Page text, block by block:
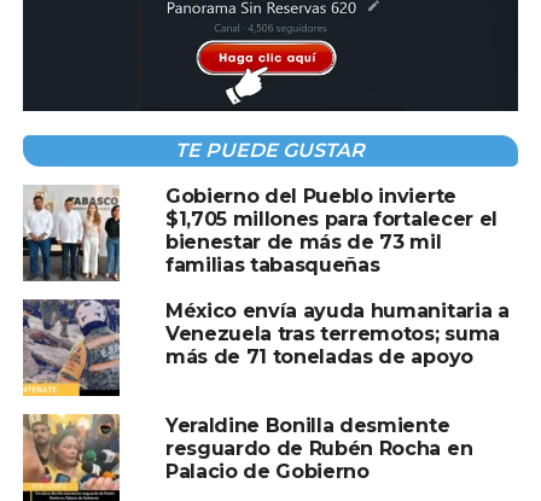
TEMAS RELACIONADOS: APOYO
GANADERO
SONORA
Capturan a 14 implicados en red de
huachicol, entre ellos mandos de la Marina
NO TE PIERDAS
Detienen a directivos y servidores públicos
vinculados con mercado ilícito de
combustible
TE PUEDE GUSTAR
Gobierno del Pueblo invierte
$1,705 millones para fortalecer el
bienestar de más de 73 mil
familias tabasqueñas
México envía ayuda humanitaria a
Venezuela tras terremotos; suma
más de 71 toneladas de apoyo
Yeraldine Bonilla desmiente
resguardo de Rubén Rocha en
Palacio de Gobierno